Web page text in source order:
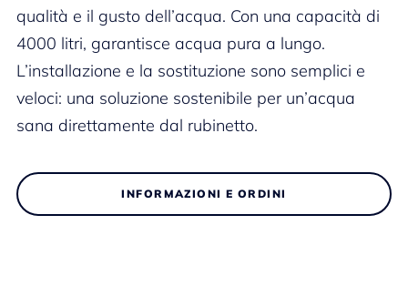
qualità e il gusto dell’acqua. Con una capacità di
4000 litri, garantisce acqua pura a lungo.
L’installazione e la sostituzione sono semplici e
veloci: una soluzione sostenibile per un’acqua
sana direttamente dal rubinetto.
INFORMAZIONI E ORDINI